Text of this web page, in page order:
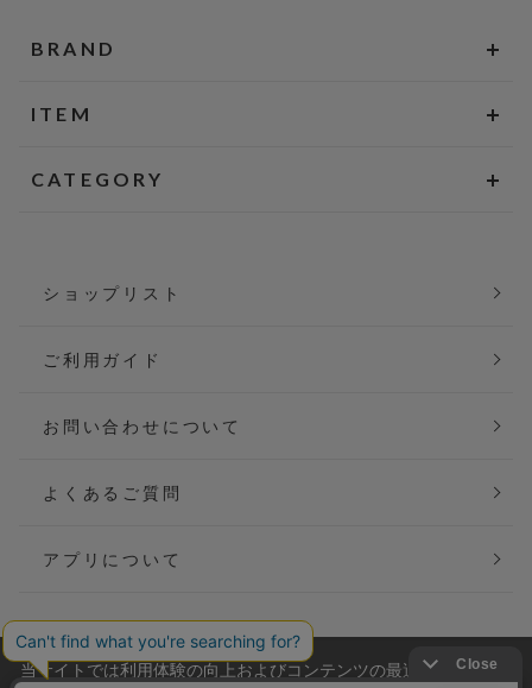
BRAND
ITEM
CATEGORY
ショップリスト
ご利用ガイド
お問い合わせについて
よくあるご質問
アプリについて
当サイトでは利用体験の向上およびコンテンツの最適な提供、ト